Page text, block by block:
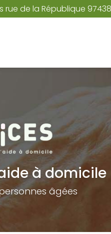
rue de la République
à domicile
âgées